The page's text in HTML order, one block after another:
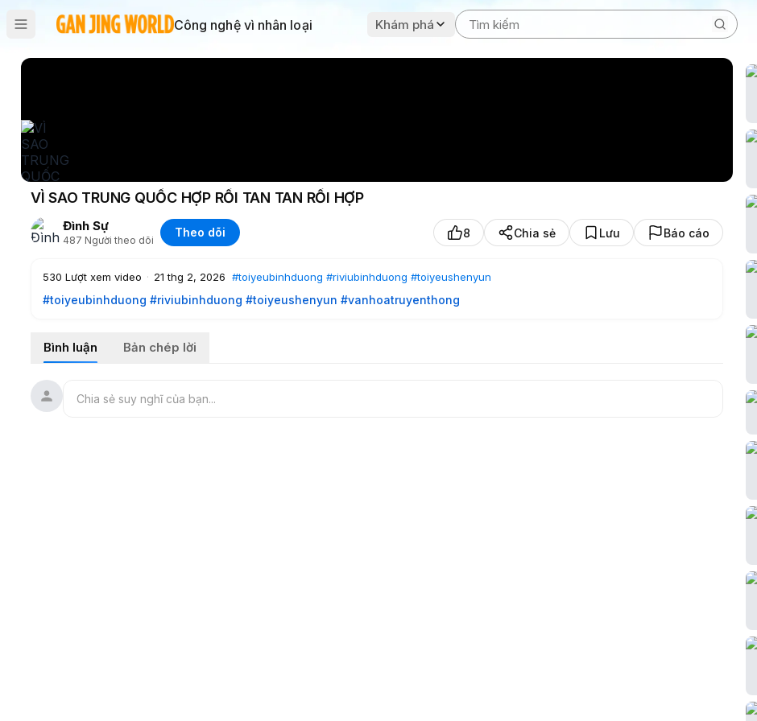
Công nghệ vì nhân loại Khám phá
VÌ SAO TRUNG QUỐC HỢP RỒI TAN TAN RỒI HỢP
Đình Sự
487 Người theo dõi
Theo dõi 8 Chia sẻ Lưu Báo cáo
530 Lượt xem video · 21 thg 2, 2026 #toiyeubinhduong #riviubinhduong #toiyeushenyun
#toiyeubinhduong #riviubinhduong #toiyeushenyun #vanhoatruyenthong
Bình luận Bản chép lời